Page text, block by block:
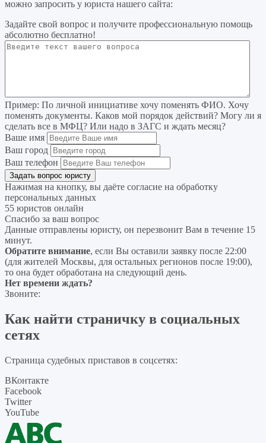
можно запросить у юриста нашего сайта:
Задайте свой вопрос и получите профессиональную помощь
абсолютно бесплатно!
Пример: По личной инициативе хочу поменять ФИО. Хочу
поменять документы. Каков мой порядок действий? Могу ли я
сделать все в МФЦ? Или надо в ЗАГС и ждать месяц?
Ваше имя
Ваш город
Ваш телефон
Нажимая на кнопку, вы даёте согласие на обработку
персональных данных
55 юристов онлайн
Спасибо за ваш вопрос
Данные отправлены юристу, он перезвонит Вам в течение 15
минут.
Обратите внимание, если Вы оставили заявку после 22:00
(для жителей Москвы, для остальных регионов после 19:00),
то она будет обработана на следующий день.
Нет времени ждать?
Звоните:
Как найти страничку в социальных
сетях
Страница судебных приставов в соцсетях:
ВКонтакте
Facebook
Twitter
YouTube